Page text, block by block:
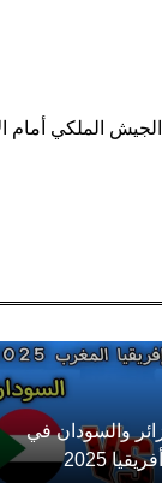
الجيش الملكي
والسودان في
2025